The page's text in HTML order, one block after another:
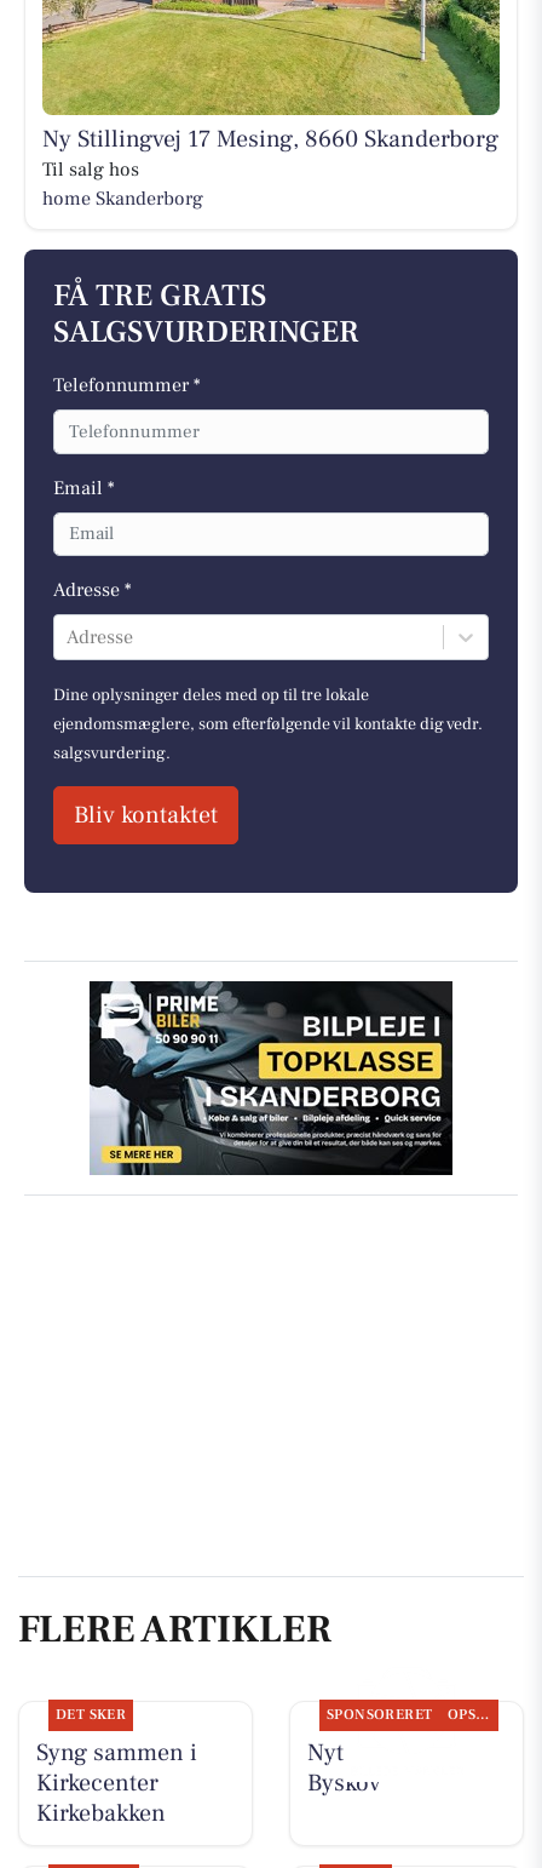
Ny Stillingvej 17 Mesing, 8660 Skanderborg
Til salg hos
home Skanderborg
FÅ TRE GRATIS
SALGSVURDERINGER
Telefonnummer *
Email *
Adresse *
Adresse
Dine oplysninger deles med op til tre lokale
ejendomsmæglere, som efterfølgende vil kontakte dig vedr.
salgsvurdering.
Bliv kontaktet
FLERE ARTIKLER
DET SKER
Syng sammen i
Kirkecenter
Kirkebakken
SPONSORERET OPSLAGSTAVLEN
Nyt fra Slagter
Byskov